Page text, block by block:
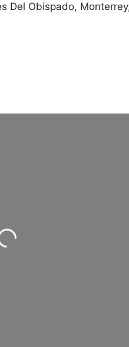
Del Obispado Monterrey
Loading...